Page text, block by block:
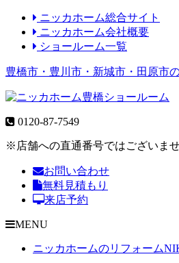
ニッカホーム総合サイト
ニッカホーム会社概要
ショールーム一覧
豊橋市・豊川市・新城市・田原市
0120-87-7549
※店舗への直通番号ではございま
お問い合わせ
無料見積もり
来店予約
MENU
ニッカホームのリフォーム